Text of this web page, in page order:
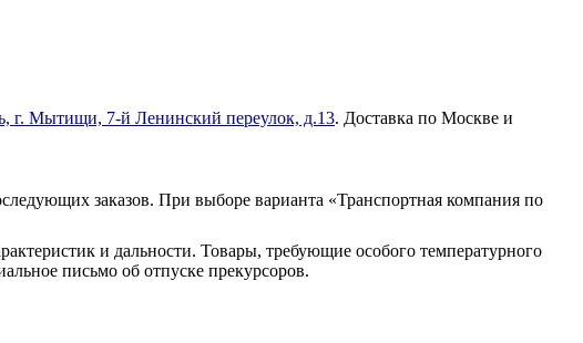
г. Мытищи, 7-й Ленинский переулок, д.13. Доставка по Москве и
заказов. При выборе варианта «Транспортная компания по
и дальности. Товары, требующие особого температурного
письмо об отпуске прекурсоров.